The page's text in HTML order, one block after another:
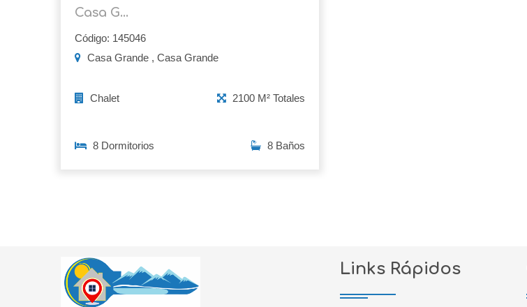
Casa G...
Código: 145046
Casa Grande , Casa Grande
Chalet 2100 M² Totales
8 Dormitorios 8 Baños
Links Rápidos